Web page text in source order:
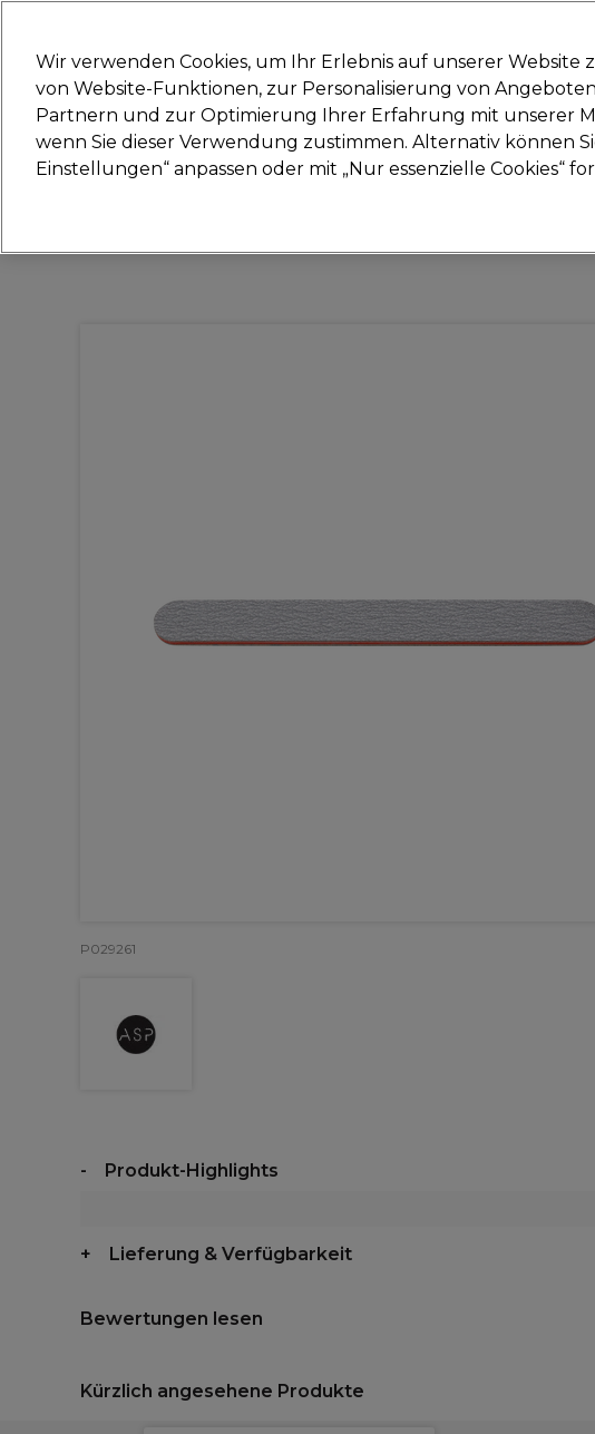
Marken Deals Haare Elektrogeräte Saloneinrichtung
Lieferung und Lieferzeiten
P029261
Produkt-Highlights
Lieferung & Verfügbarkeit
Bewertungen lesen
Kürzlich angesehene Produkte
Wir verwenden Cookies, um Ihr Erlebnis auf unserer
von Website-Funktionen, zur Personalisierung von
Partnern und zur Optimierung Ihrer Erfahrung mit unserer
wenn Sie dieser Verwendung zustimmen. Alternativ können
Einstellungen“ anpassen oder mit „Nur essenzielle Cookies“